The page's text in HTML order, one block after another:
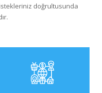
doğrultusunda